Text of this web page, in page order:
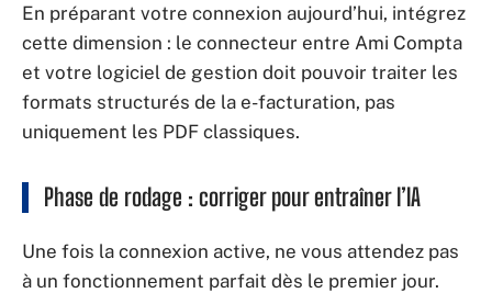
En préparant votre connexion aujourd’hui, intégrez
cette dimension : le connecteur entre Ami Compta
et votre logiciel de gestion doit pouvoir traiter les
formats structurés de la e-facturation, pas
uniquement les PDF classiques.
Phase de rodage : corriger pour entraîner l’IA
Une fois la connexion active, ne vous attendez pas
à un fonctionnement parfait dès le premier jour.